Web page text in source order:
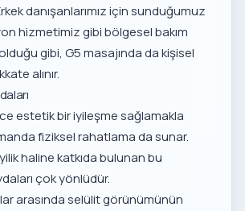
danışanlarımız için sunduğumuz
hizmetimizgibi bölgesel bakım
gibi, G5 masajında da kişisel
alınır.
estetik bir iyileşme sağlamakla
fiziksel rahatlama da sunar.
haline katkıda bulunan bu
çok yönlüdür.
arasında selülit görünümünün